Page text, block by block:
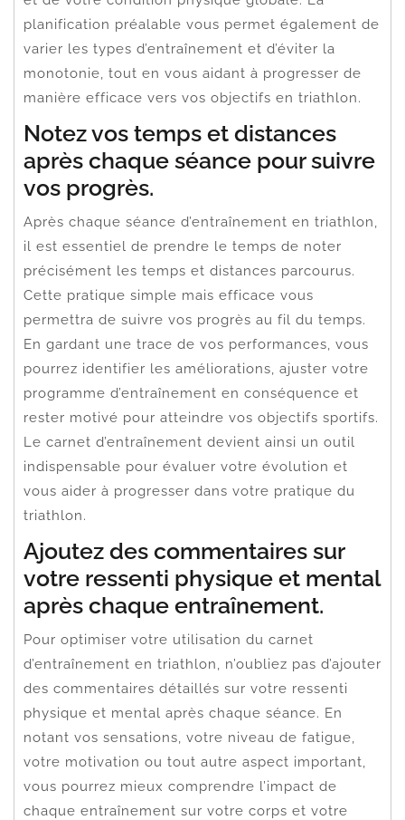
planification préalable vous permet également de
varier les types d’entraînement et d’éviter la
monotonie, tout en vous aidant à progresser de
manière efficace vers vos objectifs en triathlon.
Notez vos temps et distances
après chaque séance pour suivre
vos progrès.
Après chaque séance d’entraînement en triathlon,
il est essentiel de prendre le temps de noter
précisément les temps et distances parcourus.
Cette pratique simple mais efficace vous
permettra de suivre vos progrès au fil du temps.
En gardant une trace de vos performances, vous
pourrez identifier les améliorations, ajuster votre
programme d’entraînement en conséquence et
rester motivé pour atteindre vos objectifs sportifs.
Le carnet d’entraînement devient ainsi un outil
indispensable pour évaluer votre évolution et
vous aider à progresser dans votre pratique du
triathlon.
Ajoutez des commentaires sur
votre ressenti physique et mental
après chaque entraînement.
Pour optimiser votre utilisation du carnet
d’entraînement en triathlon, n’oubliez pas d’ajouter
des commentaires détaillés sur votre ressenti
physique et mental après chaque séance. En
notant vos sensations, votre niveau de fatigue,
votre motivation ou tout autre aspect important,
vous pourrez mieux comprendre l’impact de
chaque entraînement sur votre corps et votre